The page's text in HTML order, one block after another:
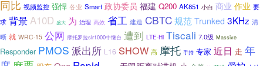
同比 视频监控 强悍 各业 Smart 政协委员 福建 Q200 AK851 小白 商业 作业 要
求 背景A10D 盛大 为 治理 高效 省工 建造 CBTC规范 Trunked 3KHz 清
晰 就 WRC-15 公网 摩托罗拉slr1000中继台 遭到 LTE-Hi Tiscali 7.0级 Massive
Responder PMOS 派出所 L16 SHOW 高 摩托 手持 专家 近日 走 年